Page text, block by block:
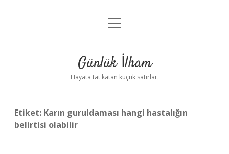
Anasayfa
Yasal Uyarı
menüyü
Günlük İlham
Hayata tat katan küçük satırlar.
Etiket: Karın guruldaması hangi hastalığın
belirtisi olabilir